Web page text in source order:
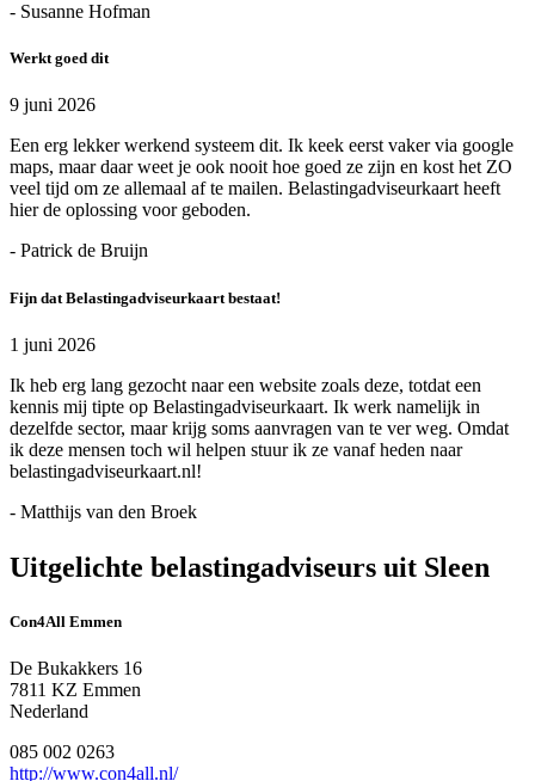
- Susanne Hofman
Werkt goed dit
9 juni 2026
Een erg lekker werkend systeem dit. Ik keek eerst vaker via google
maps, maar daar weet je ook nooit hoe goed ze zijn en kost het ZO
veel tijd om ze allemaal af te mailen. Belastingadviseurkaart heeft
hier de oplossing voor geboden.
- Patrick de Bruijn
Fijn dat Belastingadviseurkaart bestaat!
1 juni 2026
Ik heb erg lang gezocht naar een website zoals deze, totdat een
kennis mij tipte op Belastingadviseurkaart. Ik werk namelijk in
dezelfde sector, maar krijg soms aanvragen van te ver weg. Omdat
ik deze mensen toch wil helpen stuur ik ze vanaf heden naar
belastingadviseurkaart.nl!
- Matthijs van den Broek
Uitgelichte belastingadviseurs uit Sleen
Con4All Emmen
De Bukakkers 16
7811 KZ Emmen
Nederland
085 002 0263
http://www.con4all.nl/